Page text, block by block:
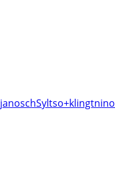
janoschSyltso+klingtnino